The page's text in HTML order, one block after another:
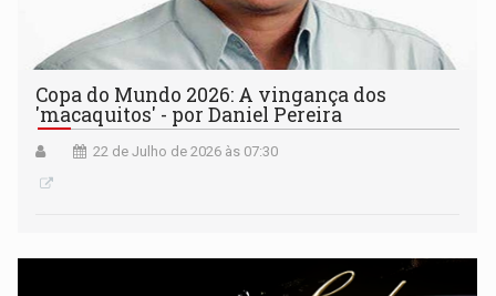
Copa do Mundo 2026: A vingança dos
'macaquitos' - por Daniel Pereira
22 de Julho de 2026 às 07:30